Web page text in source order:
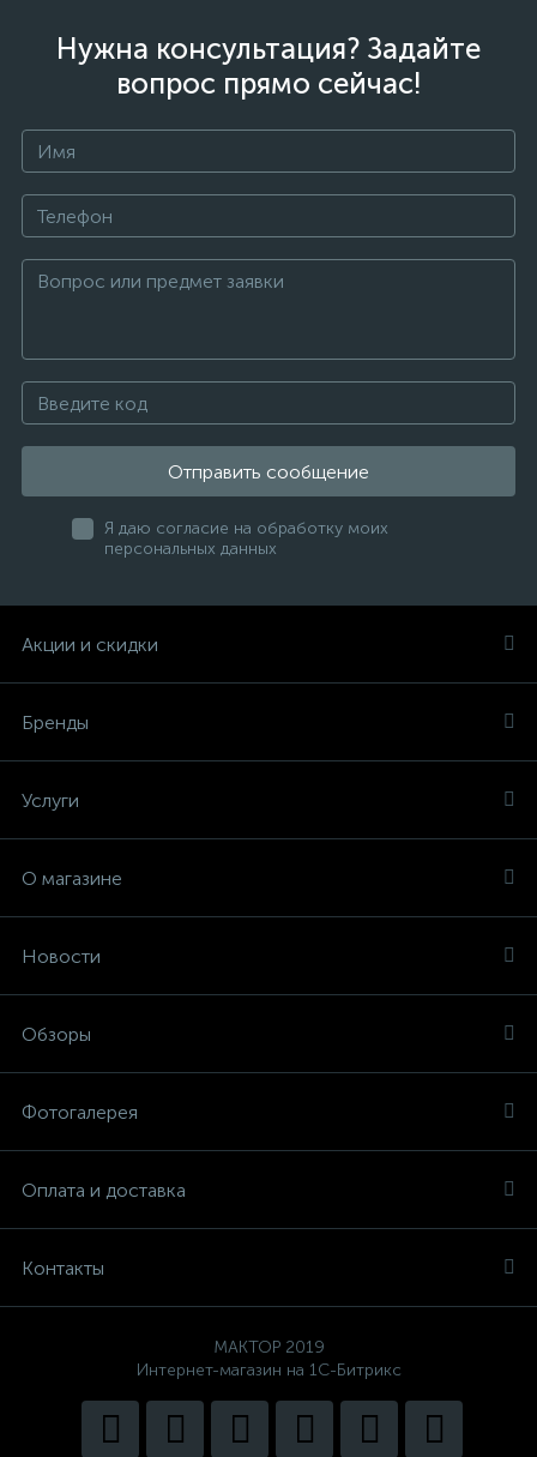
Нужна консультация? Задайте
вопрос прямо сейчас!
Отправить сообщение
Я даю согласие на обработку моих
персональных данных
Акции и скидки
Бренды
Услуги
О магазине
Новости
Обзоры
Фотогалерея
Оплата и доставка
Контакты
MAKTOP 2019
Интернет-магазин на 1С-Битрикс